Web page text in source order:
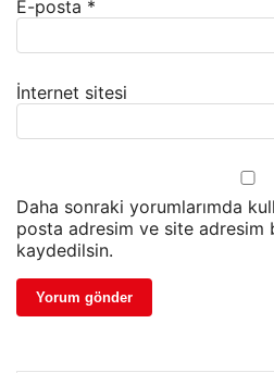
E-posta *
İnternet sitesi
Daha sonraki yorumlarımda
posta adresim ve site adresim
kaydedilsin.